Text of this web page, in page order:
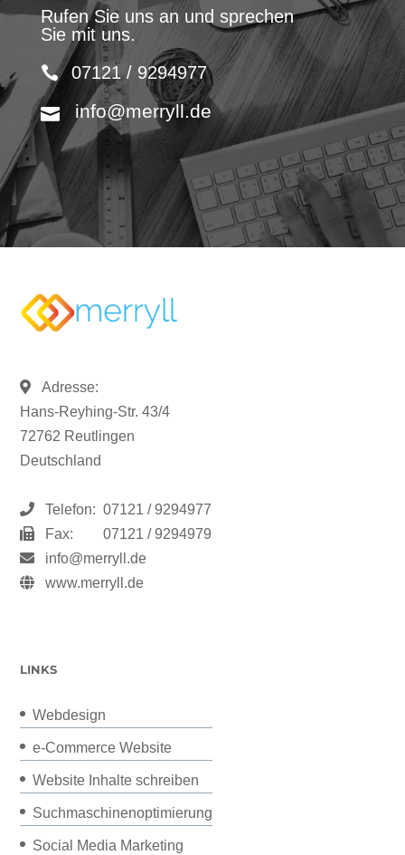
Rufen Sie uns an und sprechen
Sie mit uns.
07121 / 9294977
info@merryll.de
Adresse:
Hans-Reyhing-Str. 43/4
72762 Reutlingen
Deutschland
Telefon: 07121 / 9294977
Fax:
07121 / 9294979
info@merryll.de
www.merryll.de
LINKS
Webdesign
e-Commerce Website
Website Inhalte schreiben
Suchmaschinenoptimierung
Social Media Marketing